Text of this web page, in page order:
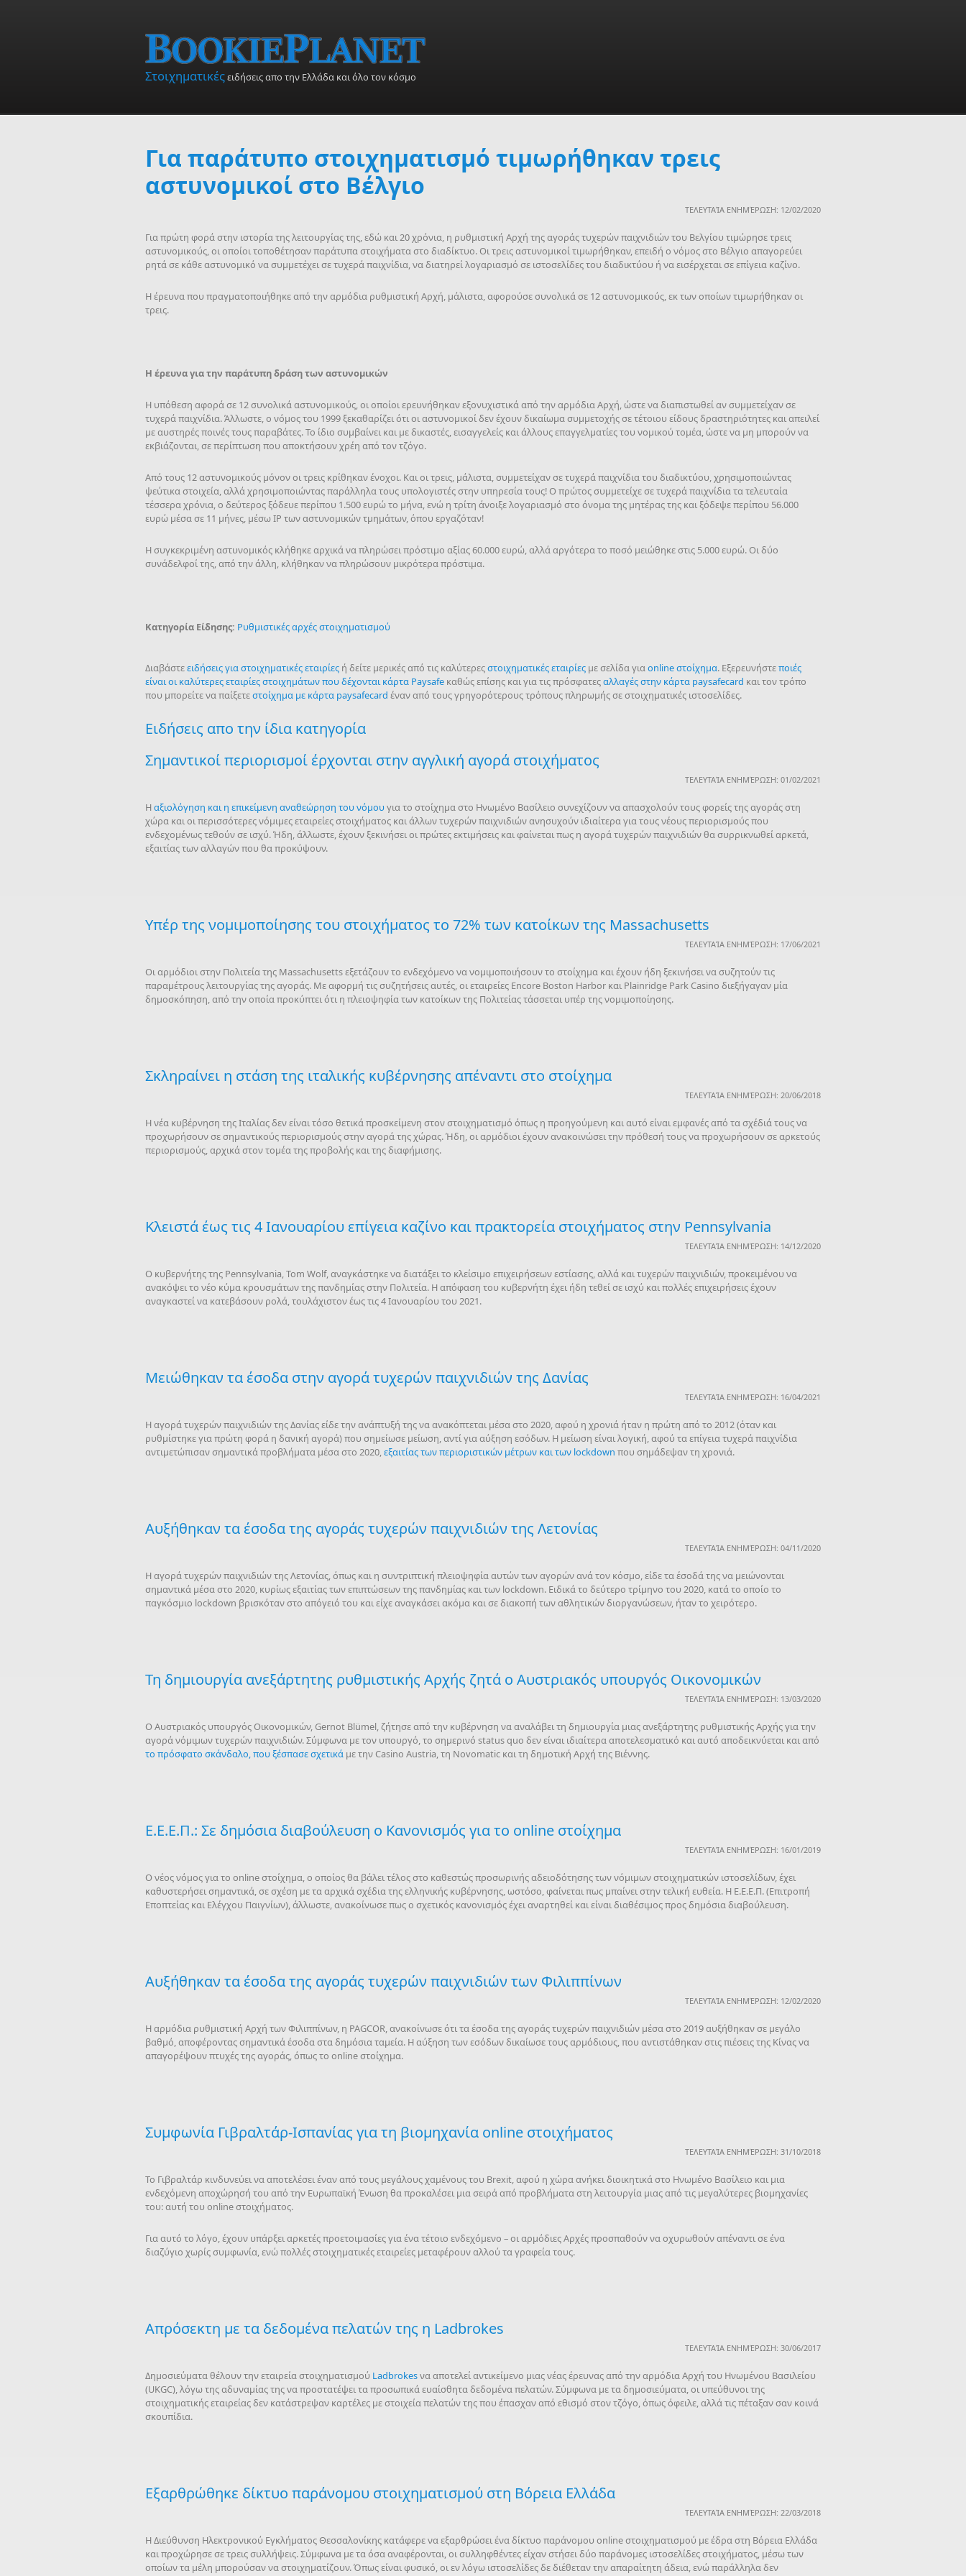
Στοιχηματικέςειδήσεις απο την Ελλάδα και όλο τον κόσμο
Για παράτυπο στοιχηματισμό τιμωρήθηκαν τρεις
αστυνομικοί στο Βέλγιο
ΤΕΛΕΥΤΑΊΑ ΕΝΗΜΈΡΩΣΗ: 12/02/2020
Για πρώτη φορά στην ιστορία της λειτουργίας της, εδώ και 20 χρόνια, η ρυθμιστική Αρχή της αγοράς τυχερών παιχνιδιών του Βελγίου τιμώρησε τρεις
αστυνομικούς, οι οποίοι τοποθέτησαν παράτυπα στοιχήματα στο διαδίκτυο. Οι τρεις αστυνομικοί τιμωρήθηκαν, επειδή ο νόμος στο Βέλγιο απαγορεύει
ρητά σε κάθε αστυνομικό να συμμετέχει σε τυχερά παιχνίδια, να διατηρεί λογαριασμό σε ιστοσελίδες του διαδικτύου ή να εισέρχεται σε επίγεια καζίνο.
Η έρευνα που πραγματοποιήθηκε από την αρμόδια ρυθμιστική Αρχή, μάλιστα, αφορούσε συνολικά σε 12 αστυνομικούς, εκ των οποίων τιμωρήθηκαν οι
τρεις.
Η έρευνα για την παράτυπη δράση των αστυνομικών
Η υπόθεση αφορά σε 12 συνολικά αστυνομικούς, οι οποίοι ερευνήθηκαν εξονυχιστικά από την αρμόδια Αρχή, ώστε να διαπιστωθεί αν συμμετείχαν σε
τυχερά παιχνίδια. Άλλωστε, ο νόμος του 1999 ξεκαθαρίζει ότι οι αστυνομικοί δεν έχουν δικαίωμα συμμετοχής σε τέτοιου είδους δραστηριότητες και απειλεί
με αυστηρές ποινές τους παραβάτες. Το ίδιο συμβαίνει και με δικαστές, εισαγγελείς και άλλους επαγγελματίες του νομικού τομέα, ώστε να μη μπορούν να
εκβιάζονται, σε περίπτωση που αποκτήσουν χρέη από τον τζόγο.
Από τους 12 αστυνομικούς μόνον οι τρεις κρίθηκαν ένοχοι. Και οι τρεις, μάλιστα, συμμετείχαν σε τυχερά παιχνίδια του διαδικτύου, χρησιμοποιώντας
ψεύτικα στοιχεία, αλλά χρησιμοποιώντας παράλληλα τους υπολογιστές στην υπηρεσία τους! Ο πρώτος συμμετείχε σε τυχερά παιχνίδια τα τελευταία
τέσσερα χρόνια, ο δεύτερος ξόδευε περίπου 1.500 ευρώ το μήνα, ενώ η τρίτη άνοιξε λογαριασμό στο όνομα της μητέρας της και ξόδεψε περίπου 56.000
ευρώ μέσα σε 11 μήνες, μέσω IP των αστυνομικών τμημάτων, όπου εργαζόταν!
Η συγκεκριμένη αστυνομικός κλήθηκε αρχικά να πληρώσει πρόστιμο αξίας 60.000 ευρώ, αλλά αργότερα το ποσό μειώθηκε στις 5.000 ευρώ. Οι δύο
συνάδελφοί της, από την άλλη, κλήθηκαν να πληρώσουν μικρότερα πρόστιμα.
Κατηγορία Είδησης: Ρυθμιστικές αρχές στοιχηματισμού
Διαβάστεειδήσεις για στοιχηματικές εταιρίες ή δείτε μερικές από τις καλύτερεςστοιχηματικές εταιρίες με σελίδα γιαonline στοίχημα. Εξερευνήστεποιές
είναι οι καλύτερες εταιρίες στοιχημάτων που δέχονται κάρτα Paysafe καθώς επίσης και για τις πρόσφατεςαλλαγές στην κάρτα paysafecard και τον τρόπο
που μπορείτε να παίξετεστοίχημα με κάρτα paysafecard έναν από τους γρηγορότερους τρόπους πληρωμής σε στοιχηματικές ιστοσελίδες.
Ειδήσεις απο την ίδια κατηγορία
Σημαντικοί περιορισμοί έρχονται στην αγγλική αγορά στοιχήματος
ΤΕΛΕΥΤΑΊΑ ΕΝΗΜΈΡΩΣΗ: 01/02/2021
Ηαξιολόγηση και η επικείμενη αναθεώρηση του νόμουγια το στοίχημα στο Ηνωμένο Βασίλειο συνεχίζουν να απασχολούν τους φορείς της αγοράς στη
χώρα και οι περισσότερες νόμιμες εταιρείες στοιχήματος και άλλων τυχερών παιχνιδιών ανησυχούν ιδιαίτερα για τους νέους περιορισμούς που
ενδεχομένως τεθούν σε ισχύ. Ήδη, άλλωστε, έχουν ξεκινήσει οι πρώτες εκτιμήσεις και φαίνεται πως η αγορά τυχερών παιχνιδιών θα συρρικνωθεί αρκετά,
εξαιτίας των αλλαγών που θα προκύψουν.
Υπέρ της νομιμοποίησης του στοιχήματος το 72% των κατοίκων της Massachusetts
ΤΕΛΕΥΤΑΊΑ ΕΝΗΜΈΡΩΣΗ: 17/06/2021
Οι αρμόδιοι στην Πολιτεία της Massachusetts εξετάζουν το ενδεχόμενο να νομιμοποιήσουν το στοίχημα και έχουν ήδη ξεκινήσει να συζητούν τις
παραμέτρους λειτουργίας της αγοράς. Με αφορμή τις συζητήσεις αυτές, οι εταιρείες Encore Boston Harbor και Plainridge Park Casino διεξήγαγαν μία
δημοσκόπηση, από την οποία προκύπτει ότι η πλειοψηφία των κατοίκων της Πολιτείας τάσσεται υπέρ της νομιμοποίησης.
Σκληραίνει η στάση της ιταλικής κυβέρνησης απέναντι στο στοίχημα
ΤΕΛΕΥΤΑΊΑ ΕΝΗΜΈΡΩΣΗ: 20/06/2018
Η νέα κυβέρνηση της Ιταλίας δεν είναι τόσο θετικά προσκείμενη στον στοιχηματισμό όπως η προηγούμενη και αυτό είναι εμφανές από τα σχέδιά τους να
προχωρήσουν σε σημαντικούς περιορισμούς στην αγορά της χώρας. Ήδη, οι αρμόδιοι έχουν ανακοινώσει την πρόθεσή τους να προχωρήσουν σε αρκετούς
περιορισμούς, αρχικά στον τομέα της προβολής και της διαφήμισης.
Κλειστά έως τις 4 Ιανουαρίου επίγεια καζίνο και πρακτορεία στοιχήματος στην Pennsylvania
ΤΕΛΕΥΤΑΊΑ ΕΝΗΜΈΡΩΣΗ: 14/12/2020
Ο κυβερνήτης της Pennsylvania, Tom Wolf, αναγκάστηκε να διατάξει το κλείσιμο επιχειρήσεων εστίασης, αλλά και τυχερών παιχνιδιών, προκειμένου να
ανακόψει το νέο κύμα κρουσμάτων της πανδημίας στην Πολιτεία. Η απόφαση του κυβερνήτη έχει ήδη τεθεί σε ισχύ και πολλές επιχειρήσεις έχουν
αναγκαστεί να κατεβάσουν ρολά, τουλάχιστον έως τις 4 Ιανουαρίου του 2021.
Μειώθηκαν τα έσοδα στην αγορά τυχερών παιχνιδιών της Δανίας
ΤΕΛΕΥΤΑΊΑ ΕΝΗΜΈΡΩΣΗ: 16/04/2021
Η αγορά τυχερών παιχνιδιών της Δανίας είδε την ανάπτυξή της να ανακόπτεται μέσα στο 2020, αφού η χρονιά ήταν η πρώτη από το 2012 (όταν και
ρυθμίστηκε για πρώτη φορά η δανική αγορά) που σημείωσε μείωση, αντί για αύξηση εσόδων. Η μείωση είναι λογική, αφού τα επίγεια τυχερά παιχνίδια
αντιμετώπισαν σημαντικά προβλήματα μέσα στο 2020,εξαιτίας των περιοριστικών μέτρων και των lockdown που σημάδεψαν τη χρονιά.
Αυξήθηκαν τα έσοδα της αγοράς τυχερών παιχνιδιών της Λετονίας
ΤΕΛΕΥΤΑΊΑ ΕΝΗΜΈΡΩΣΗ: 04/11/2020
Η αγορά τυχερών παιχνιδιών της Λετονίας, όπως και η συντριπτική πλειοψηφία αυτών των αγορών ανά τον κόσμο, είδε τα έσοδά της να μειώνονται
σημαντικά μέσα στο 2020, κυρίως εξαιτίας των επιπτώσεων της πανδημίας και των lockdown. Ειδικά το δεύτερο τρίμηνο του 2020, κατά το οποίο το
παγκόσμιο lockdown βρισκόταν στο απόγειό του και είχε αναγκάσει ακόμα και σε διακοπή των αθλητικών διοργανώσεων, ήταν το χειρότερο.
Τη δημιουργία ανεξάρτητης ρυθμιστικής Αρχής ζητά ο Αυστριακός υπουργός Οικονομικών
ΤΕΛΕΥΤΑΊΑ ΕΝΗΜΈΡΩΣΗ: 13/03/2020
Ο Αυστριακός υπουργός Οικονομικών, Gernot Blümel, ζήτησε από την κυβέρνηση να αναλάβει τη δημιουργία μιας ανεξάρτητης ρυθμιστικής Αρχής για την
αγορά νόμιμων τυχερών παιχνιδιών. Σύμφωνα με τον υπουργό, το σημερινό status quo δεν είναι ιδιαίτερα αποτελεσματικό και αυτό αποδεικνύεται και από
το πρόσφατο σκάνδαλο, που ξέσπασε σχετικά με την Casino Austria, τη Novomatic και τη δημοτική Αρχή της Βιέννης.
Ε.Ε.Ε.Π.: Σε δημόσια διαβούλευση ο Κανονισμός για το online στοίχημα
ΤΕΛΕΥΤΑΊΑ ΕΝΗΜΈΡΩΣΗ: 16/01/2019
Ο νέος νόμος για το online στοίχημα, ο οποίος θα βάλει τέλος στο καθεστώς προσωρινής αδειοδότησης των νόμιμων στοιχηματικών ιστοσελίδων, έχει
καθυστερήσει σημαντικά, σε σχέση με τα αρχικά σχέδια της ελληνικής κυβέρνησης, ωστόσο, φαίνεται πως μπαίνει στην τελική ευθεία. Η Ε.Ε.Ε.Π. (Επιτροπή
Εποπτείας και Ελέγχου Παιγνίων), άλλωστε, ανακοίνωσε πως ο σχετικός κανονισμός έχει αναρτηθεί και είναι διαθέσιμος προς δημόσια διαβούλευση.
Αυξήθηκαν τα έσοδα της αγοράς τυχερών παιχνιδιών των Φιλιππίνων
ΤΕΛΕΥΤΑΊΑ ΕΝΗΜΈΡΩΣΗ: 12/02/2020
Η αρμόδια ρυθμιστική Αρχή των Φιλιππίνων, η PAGCOR, ανακοίνωσε ότι τα έσοδα της αγοράς τυχερών παιχνιδιών μέσα στο 2019 αυξήθηκαν σε μεγάλο
βαθμό, αποφέροντας σημαντικά έσοδα στα δημόσια ταμεία. Η αύξηση των εσόδων δικαίωσε τους αρμόδιους, που αντιστάθηκαν στις πιέσεις της Κίνας να
απαγορέψουν πτυχές της αγοράς, όπως το online στοίχημα.
Συμφωνία Γιβραλτάρ-Ισπανίας για τη βιομηχανία online στοιχήματος
ΤΕΛΕΥΤΑΊΑ ΕΝΗΜΈΡΩΣΗ: 31/10/2018
Το Γιβραλτάρ κινδυνεύει να αποτελέσει έναν από τους μεγάλους χαμένους του Brexit, αφού η χώρα ανήκει διοικητικά στο Ηνωμένο Βασίλειο και μια
ενδεχόμενη αποχώρησή του από την Ευρωπαϊκή Ένωση θα προκαλέσει μια σειρά από προβλήματα στη λειτουργία μιας από τις μεγαλύτερες βιομηχανίες
του: αυτή του online στοιχήματος.
Για αυτό το λόγο, έχουν υπάρξει αρκετές προετοιμασίες για ένα τέτοιο ενδεχόμενο – οι αρμόδιες Αρχές προσπαθούν να οχυρωθούν απέναντι σε ένα
διαζύγιο χωρίς συμφωνία, ενώ πολλές στοιχηματικές εταιρείες μεταφέρουν αλλού τα γραφεία τους.
Απρόσεκτη με τα δεδομένα πελατών της η Ladbrokes
ΤΕΛΕΥΤΑΊΑ ΕΝΗΜΈΡΩΣΗ: 30/06/2017
Δημοσιεύματα θέλουν την εταιρεία στοιχηματισμού Ladbrokesνα αποτελεί αντικείμενο μιας νέας έρευνας από την αρμόδια Αρχή του Ηνωμένου Βασιλείου
(UKGC), λόγω της αδυναμίας της να προστατέψει τα προσωπικά ευαίσθητα δεδομένα πελατών. Σύμφωνα με τα δημοσιεύματα, οι υπεύθυνοι της
στοιχηματικής εταιρείας δεν κατάστρεψαν καρτέλες με στοιχεία πελατών της που έπασχαν από εθισμό στον τζόγο, όπως όφειλε, αλλά τις πέταξαν σαν κοινά
σκουπίδια.
Εξαρθρώθηκε δίκτυο παράνομου στοιχηματισμού στη Βόρεια Ελλάδα
ΤΕΛΕΥΤΑΊΑ ΕΝΗΜΈΡΩΣΗ: 22/03/2018
Η Διεύθυνση Ηλεκτρονικού Εγκλήματος Θεσσαλονίκης κατάφερε να εξαρθρώσει ένα δίκτυο παράνομου online στοιχηματισμού με έδρα στη Βόρεια Ελλάδα
και προχώρησε σε τρεις συλλήψεις. Σύμφωνα με τα όσα αναφέρονται, οι συλληφθέντες είχαν στήσει δύο παράνομες ιστοσελίδες στοιχήματος, μέσω των
οποίων τα μέλη μπορούσαν να στοιχηματίζουν. Όπως είναι φυσικό, οι εν λόγω ιστοσελίδες δε διέθεταν την απαραίτητη άδεια, ενώ παράλληλα δεν